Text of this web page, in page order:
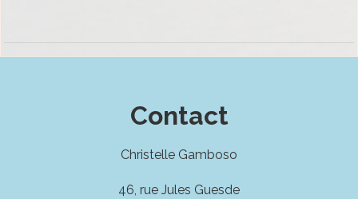
Contact
Christelle Gamboso
46, rue Jules Guesde